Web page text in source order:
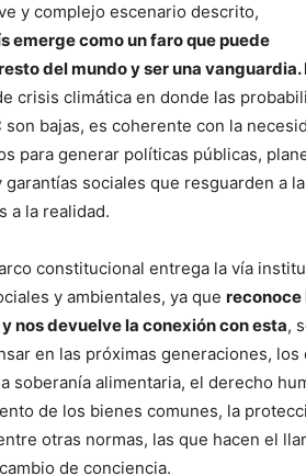
y complejo escenario descrito,
emerge como un faro que puede
del mundo y ser una
crisis climática en donde las
son bajas, es coherente con la
para generar políticas públicas,
garantías sociales que resguarden a
a la realidad.
constitucional entrega la vía
y ambientales, ya que reconoce
nos devuelve la conexión con esta,
en las próximas generaciones,
soberanía alimentaria, el derecho
de los bienes comunes, la
otras normas, las que hacen el
de conciencia.